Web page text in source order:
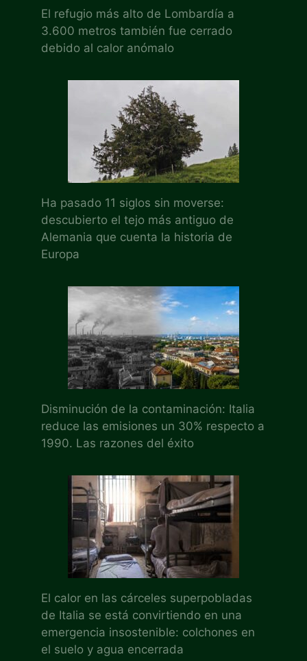
El refugio más alto de Lombardía a
3.600 metros también fue cerrado
debido al calor anómalo
Ha pasado 11 siglos sin moverse:
descubierto el tejo más antiguo de
Alemania que cuenta la historia de
Europa
Disminución de la contaminación: Italia
reduce las emisiones un 30% respecto a
1990. Las razones del éxito
El calor en las cárceles superpobladas
de Italia se está convirtiendo en una
emergencia insostenible: colchones en
el suelo y agua encerrada